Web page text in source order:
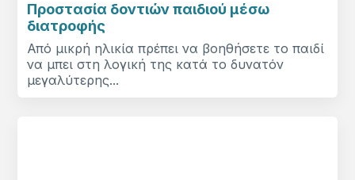
Προστασία δοντιών παιδιού μέσω
διατροφής
Από μικρή ηλικία πρέπει να βοηθήσετε το παιδί
να μπει στη λογική της κατά το δυνατόν
μεγαλύτερης...